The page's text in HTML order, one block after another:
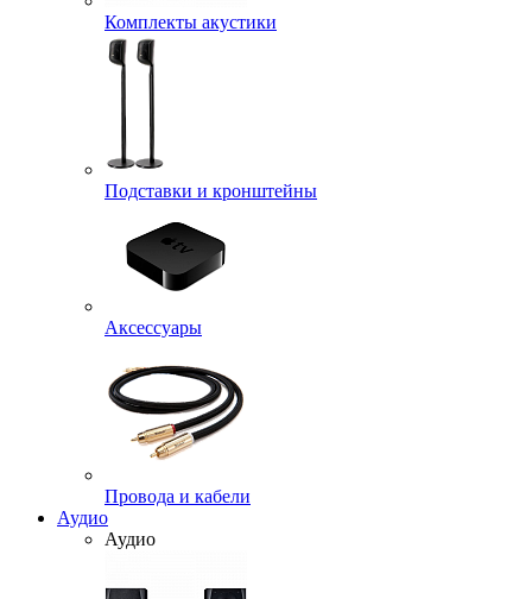
Комплекты акустики
Подставки и кронштейны
Аксессуары
Провода и кабели
Аудио
Аудио